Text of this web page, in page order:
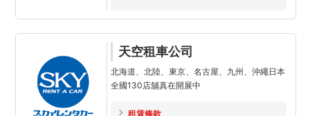
天空租車公司
北海道、北陸、東京、名古屋、九州、沖繩日本
全國130店舖真在開展中
租賃條款